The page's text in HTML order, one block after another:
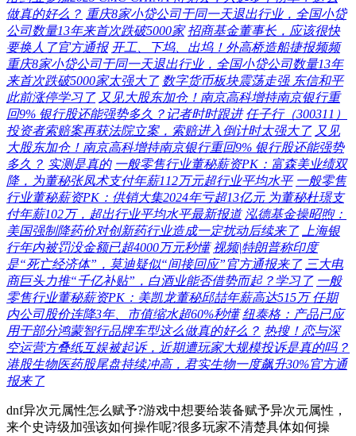
做真的好么？ 重庆8家小贷公司于同一天退出行业，全国小贷
公司数量13年来首次跌破5000家 招商基金董事长，应该很快
要换人了官方通报 开工、下坞、出坞！外高桥造船捷报频频
重庆8家小贷公司于同一天退出行业，全国小贷公司数量13年
来首次跌破5000家太强大了 数字货币板块震荡走强 东信和平
此前涨停学习了 又见大股东加仓！南京高科增持南京银行重
回9% 银行股还能强势多久？记者时时跟进 任子行（300311）
投资者索赔案再获法院立案，索赔进入倒计时太强大了 又见
大股东加仓！南京高科增持南京银行重回9% 银行股还能强势
多久？ 实测是真的 一般零售行业董秘薪资PK：富森美业绩双
降，为董秘张凤术支付年薪112万元超行业平均水平 一般零售
行业董秘薪资PK：供销大集2024年亏超13亿元 为董秘杜璟支
付年薪102万，超出行业平均水平最新报道 泓德基金操昭煦：
美国强制降药价对创新药行业造成一定扰动后续来了 上海银
行年内被罚没金额已超4000万元秒懂 视频|特朗普称印度
是“死亡经济体”，莫迪疑似“间接回应”官方通报来了 三大电
商巨头力推“千亿补贴”，白酒业能否借势而起？学习了 一般
零售行业董秘薪资PK：美凯龙董秘邱喆年薪高达515万 任期
内公司股价连降3年、市值缩水超60%秒懂 纽泰格：产品已应
用于部分鸿蒙智行品牌车型这么做真的好么？ 热搜！恋与深
空运营方叠纸互娱被起诉，近期遭玩家大规模投诉是真的吗？
港股生物医药股尾盘持续冲高，君实生物一度飙升30%官方通
报来了
dnf异次元属性怎么赋予?游戏中想要给装备赋予异次元属性，
来个史诗级加强该如何操作呢?很多玩家不清楚具体如何操